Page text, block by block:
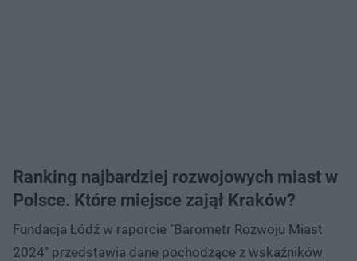
Ranking najbardziej rozwojowych miast w
Polsce. Które miejsce zajął Kraków?
Fundacja Łódź w raporcie "Barometr Rozwoju Miast
2024" przedstawia dane pochodzące z wskaźników